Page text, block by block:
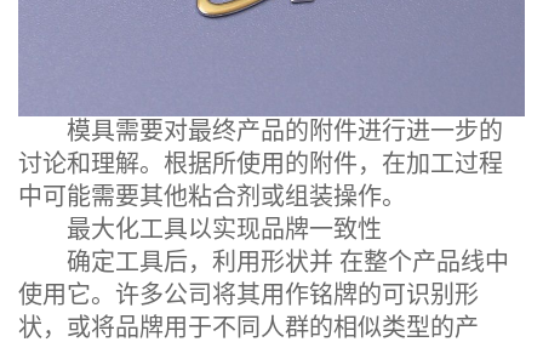
模具需要对最终产品的附件进行进一步的
讨论和理解。根据所使用的附件，在加工过程
中可能需要其他粘合剂或组装操作。
最大化工具以实现品牌一致性
确定工具后，利用形状并 在整个产品线中
使用它。许多公司将其用作铭牌的可识别形
状，或将品牌用于不同人群的相似类型的产